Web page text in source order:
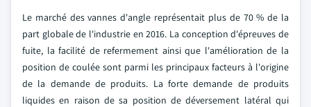
Le marché des vannes d'angle représentait plus de 70 % de la
part globale de l'industrie en 2016. La conception d'épreuves de
fuite, la facilité de refermement ainsi que l'amélioration de la
position de coulée sont parmi les principaux facteurs à l'origine
de la demande de produits. La forte demande de produits
liquides en raison de sa position de déversement latéral qui